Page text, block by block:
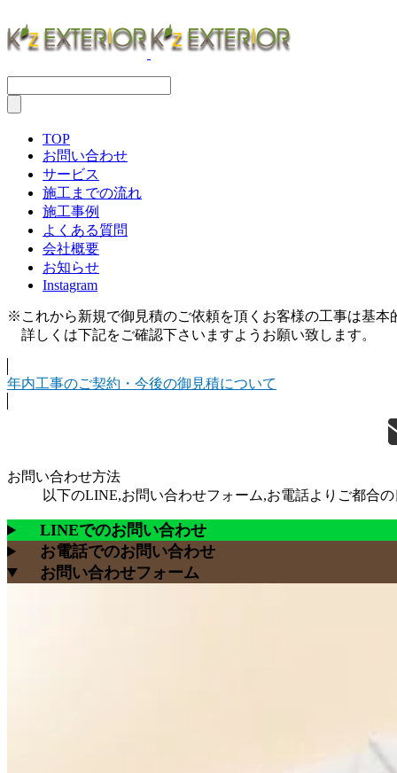
TOP
お問い合わせ
サービス
施工までの流れ
施工事例
よくある質問
会社概要
お知らせ
Instagram
※これから新規で御見積のご依頼を頂くお客様の工事は基本
詳しくは下記をご確認下さいますようお願い致します。
年内工事のご契約・今後の御見積について
お問い合わせ方法
以下のLINE,お問い合わせフォーム,お電話よりご都合
LINEでのお問い合わせ
お電話でのお問い合わせ
お問い合わせフォーム